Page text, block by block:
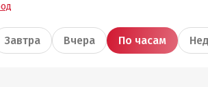
Завтра Вчера По часам